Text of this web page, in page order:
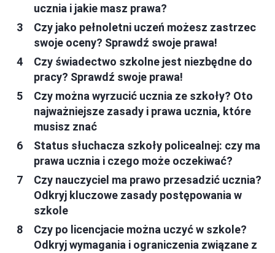
ucznia i jakie masz prawa?
Czy jako pełnoletni uczeń możesz zastrzec
swoje oceny? Sprawdź swoje prawa!
Czy świadectwo szkolne jest niezbędne do
pracy? Sprawdź swoje prawa!
Czy można wyrzucić ucznia ze szkoły? Oto
najważniejsze zasady i prawa ucznia, które
musisz znać
Status słuchacza szkoły policealnej: czy ma
prawa ucznia i czego może oczekiwać?
Czy nauczyciel ma prawo przesadzić ucznia?
Odkryj kluczowe zasady postępowania w
szkole
Czy po licencjacie można uczyć w szkole?
Odkryj wymagania i ograniczenia związane z